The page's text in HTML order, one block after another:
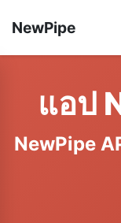
NewPipe
แอป
NewPipe